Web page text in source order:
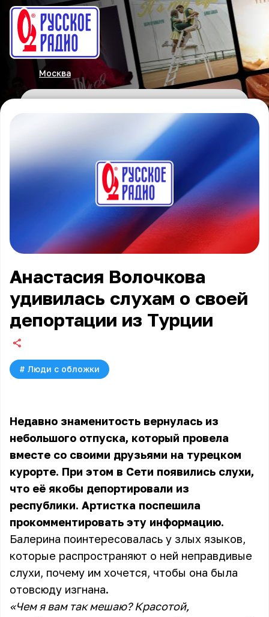
Москва
Анастасия Волочкова
удивилась слухам о своей
депортации из Турции
# Люди с обложки
Недавно знаменитость вернулась из
небольшого отпуска, который провела
вместе со своими друзьями на турецком
курорте. При этом в Сети появились слухи,
что её якобы депортировали из
республики. Артистка поспешила
прокомментировать эту информацию.
Балерина поинтересовалась у злых языков,
которые распространяют о ней неправдивые
слухи, почему им хочется, чтобы она была
отовсюду изгнана.
«Чем я вам так мешаю? Красотой,